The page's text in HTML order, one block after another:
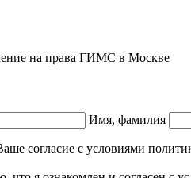
на права ГИМС в Москве
Имя, фамилия
согласие с условиями